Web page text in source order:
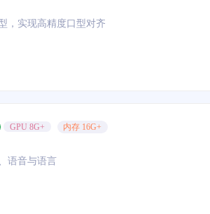
，实现高精度口型对齐
GPU 8G+ 内存 16G+
语音与语言